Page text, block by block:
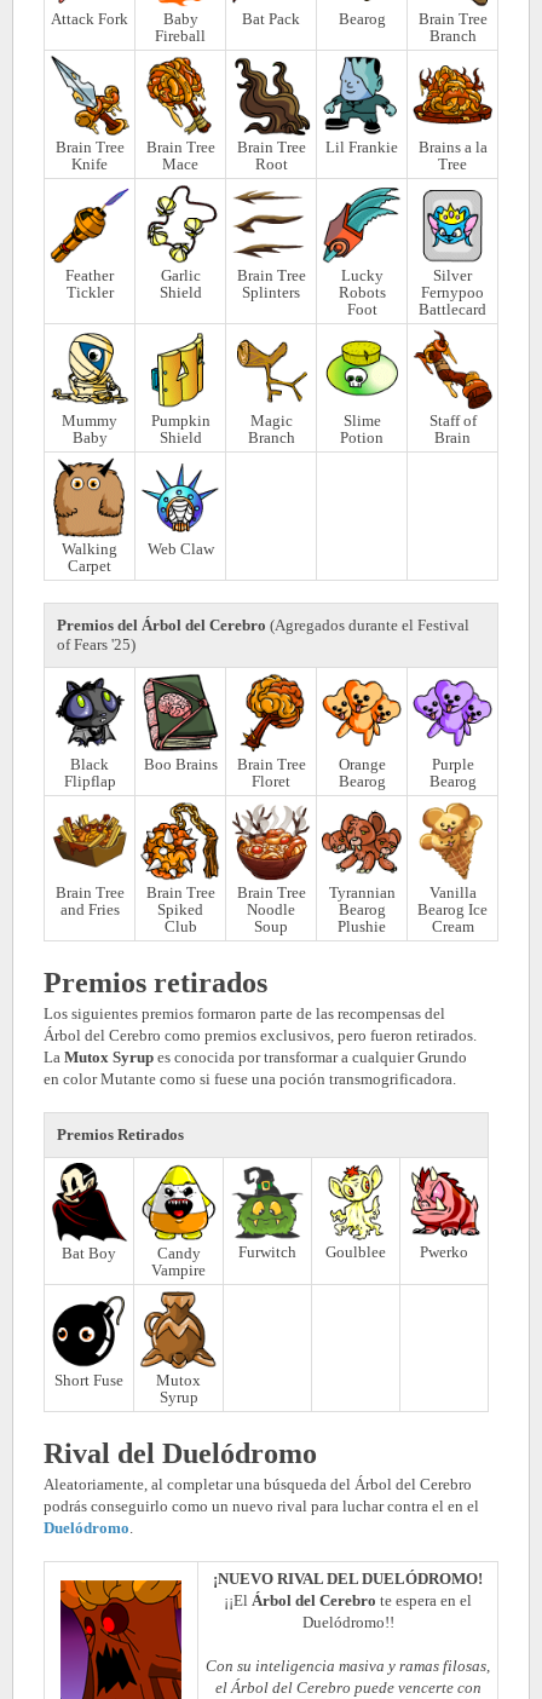
Attack Fork
Baby
Fireball
Bat Pack Bearog
Brain Tree
Branch
Brain Tree
Knife
Brain Tree
Mace
Brain Tree
Root
Lil Frankie
Brains a la
Tree
Feather
Tickler
Garlic
Shield
Brain Tree
Splinters
Lucky
Robots
Foot
Silver
Fernypoo
Battlecard
Mummy
Baby
Pumpkin
Shield
Magic
Branch
Slime
Potion
Staff of
Brain
Walking
Carpet
Web Claw
Premios del Árbol del Cerebro (Agregados durante el Festival
of Fears '25)
Black
Flipflap
Boo Brains
Brain Tree
Floret
Orange
Bearog
Purple
Bearog
Brain Tree
and Fries
Brain Tree
Spiked
Club
Brain Tree
Noodle
Soup
Tyrannian
Bearog
Plushie
Vanilla
Bearog Ice
Cream
Premios retirados
Los siguientes premios formaron parte de las recompensas del
Árbol del Cerebro como premios exclusivos, pero fueron retirados.
La Mutox Syrup es conocida por transformar a cualquier Grundo
en color Mutante como si fuese una poción transmogrificadora.
Premios Retirados
Bat Boy
Candy
Vampire
Furwitch Goulblee Pwerko
Short Fuse
Mutox
Syrup
Rival del Duelódromo
Aleatoriamente, al completar una búsqueda del Árbol del Cerebro
podrás conseguirlo como un nuevo rival para luchar contra el en el
Duelódromo.
¡NUEVO RIVAL DEL DUELÓDROMO!
¡¡El Árbol del Cerebro te espera en el
Duelódromo!!
Con su inteligencia masiva y ramas filosas,
el Árbol del Cerebro puede vencerte con